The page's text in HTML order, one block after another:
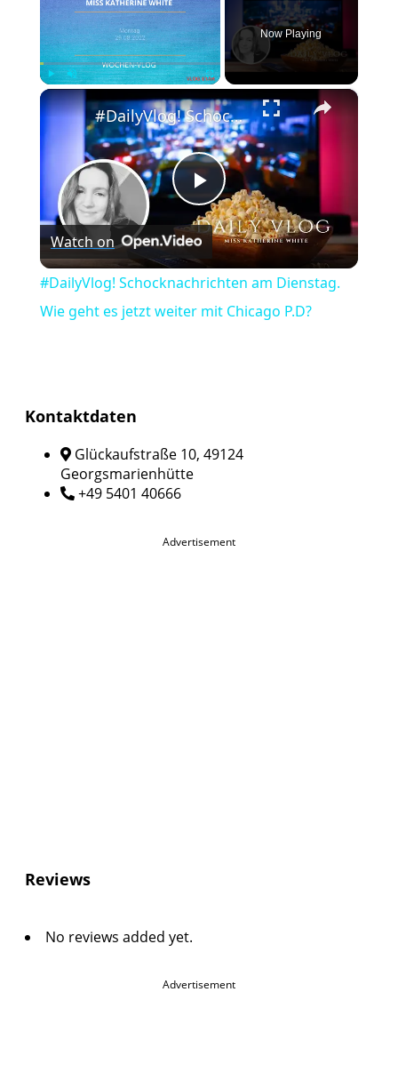
Play Unmute
Now Playing
×
Play
Video
#DailyVlog! Schocknachrichten am Dienstag. Wie geht es jetzt weiter mit Chicago P.D?
Watch on
#DailyVlog! Schocknachrichten am Dienstag.
Wie geht es jetzt weiter mit Chicago P.D?
Kontaktdaten
Glückaufstraße 10, 49124
Georgsmarienhütte
+49 5401 40666
Advertisement
Reviews
No reviews added yet.
Advertisement